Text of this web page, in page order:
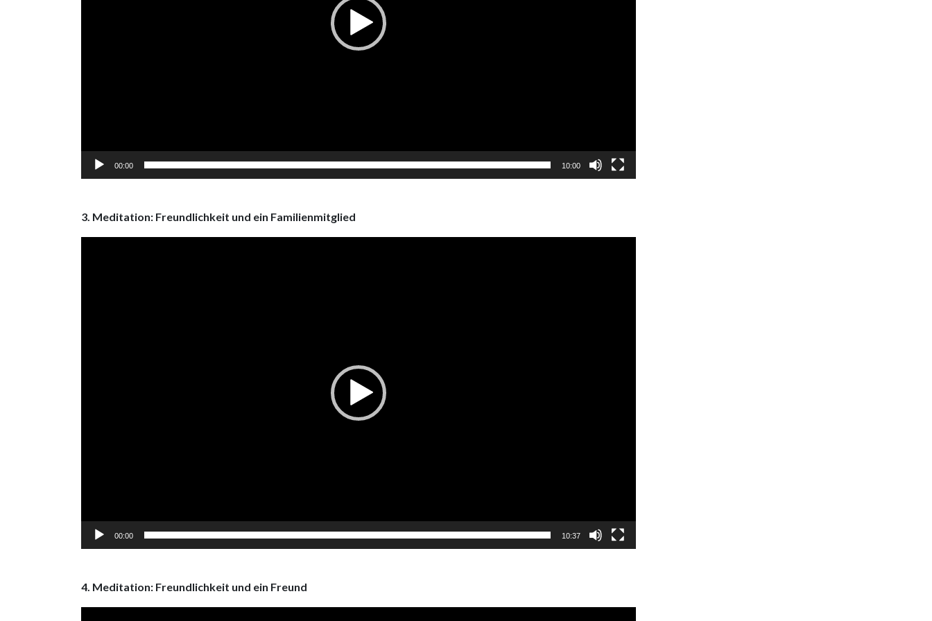
00:00 10:00
3. Meditation: Freundlichkeit und ein Familienmitglied
00:00 10:37
4. Meditation: Freundlichkeit und ein Freund